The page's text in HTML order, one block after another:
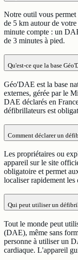
Notre outil vous permet
de 5 km autour de
minute compte : un
de 3 minutes à pied.
Qu'est-ce que la base
Géo'DAE est la base
externes, gérée par le
DAE déclarés en
défibrillateurs est
Comment déclarer un
Les propriétaires ou
appareil sur le site
obligatoire et permet
localiser rapidement
Qui peut utiliser un
Tout le monde peut
(DAE), même sans
personne à utiliser un
cardiaque. L'appareil